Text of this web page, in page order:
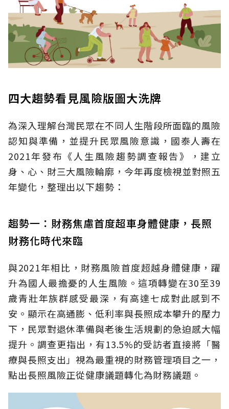
四大趨勢看見風險版圖大洗牌
為深入理解台灣民眾在不同人生階段所面臨的風險
認知與準備，並提升民眾風險意識，國泰人壽在
2021年發布《人生風險趨勢調查報告》，建立
身、心、財三大風險輪廓，今年再度檢視並對照五
年變化，整理出以下趨勢：
趨勢一：財務焦慮首度超車身體健康，長照
財務化時代來臨
與2021年相比，財務風險首度超越身體健康，躍
升為國人最擔憂的人生風險。這項轉變在30至39
歲青壯年族群感受最深，有高達七成對此感到不
安。顯示在高通膨、低利率與長照成本攀升的壓力
下，民眾對退休準備與老後生活規劃的急迫感大幅
提升。調查更指出，有13.5%的受訪者直接將「醫
療與長照支出」視為最重視的財務管理項目之一，
點出長照風險正從健康議題轉化為財務議題。